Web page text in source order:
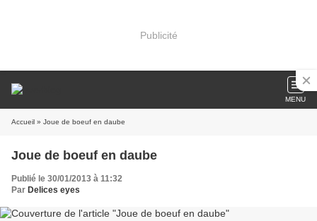
Publicité
MENU
Accueil » Joue de boeuf en daube
Joue de boeuf en daube
Publié le 30/01/2013 à 11:32
Par Delices eyes